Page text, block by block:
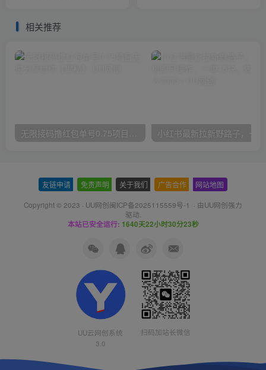
相关推荐
无限接码撸红包单号0.75项目无偿分享给你【揭秘】
友链申请 免责声明 关于我们 广告合作 网站地图
Copyright © 2023 · UU网创闽ICP备2025115559号-1 · 由UU网创强力
驱动.
本站已安全运行: 1640天22小时30分24秒
UU云网创系统
3.0
扫码加站长微信